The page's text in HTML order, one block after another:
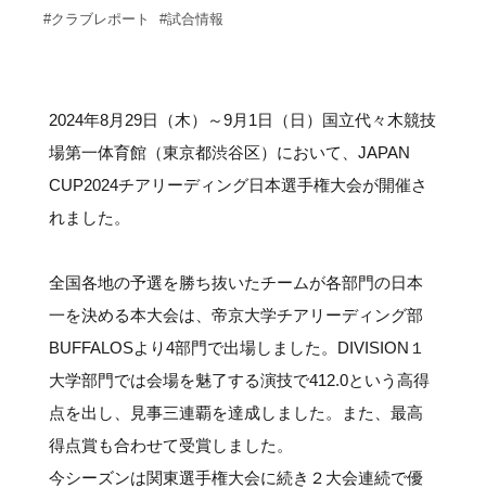
#メディア情報#キャンプ
#クラブレポート #試合情報
2024年8月29日（木）～9月1日（日）国立代々木競技
場第一体育館（東京都渋谷区）において、JAPAN
CUP2024チアリーディング日本選手権大会が開催さ
れました。
全国各地の予選を勝ち抜いたチームが各部門の日本
一を決める本大会は、帝京大学チアリーディング部
BUFFALOSより4部門で出場しました。DIVISION１
大学部門では会場を魅了する演技で412.0という高得
点を出し、見事三連覇を達成しました。また、最高
得点賞も合わせて受賞しました。
今シーズンは関東選手権大会に続き２大会連続で優